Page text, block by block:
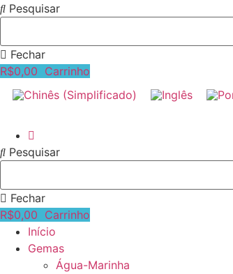
Pesquisar
Fechar
R$0,00 Carrinho
Pesquisar
Fechar
R$0,00 Carrinho
Início
Gemas
Água-Marinha